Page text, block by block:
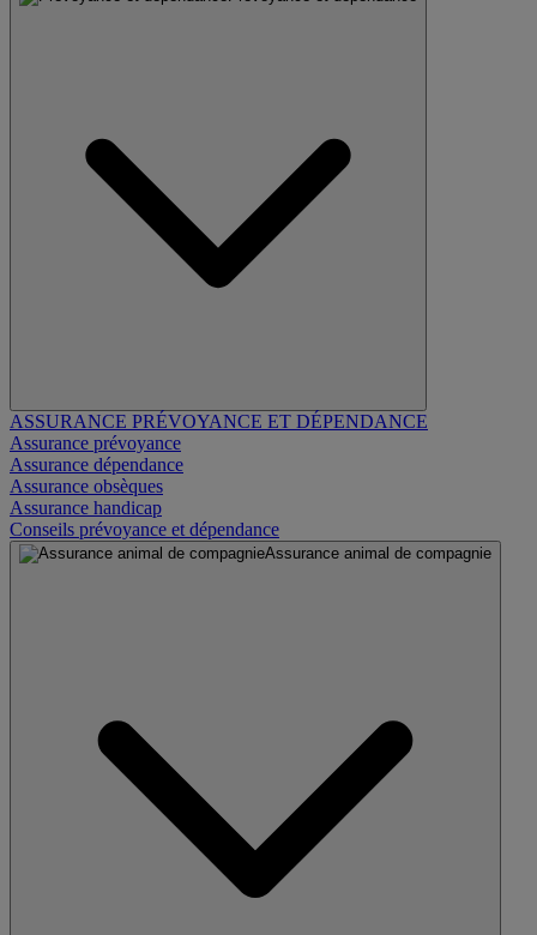
ASSURANCE PRÉVOYANCE ET DÉPENDANCE
Assurance prévoyance
Assurance dépendance
Assurance obsèques
Assurance handicap
Conseils prévoyance et dépendance
Assurance animal de compagnie